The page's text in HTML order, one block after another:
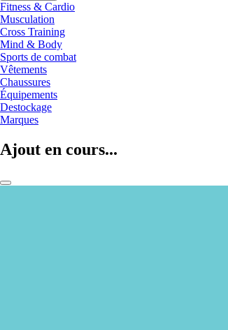
Fitness & Cardio
Musculation
Cross Training
Mind & Body
Sports de combat
Vêtements
Chaussures
Équipements
Destockage
Marques
Ajout en cours...